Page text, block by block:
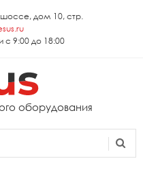
дом 10, стр.
с 9:00 до 18:00
оборудования